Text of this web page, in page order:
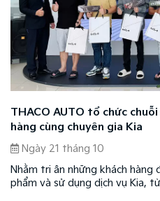
THACO AUTO tổ chức
hàng cùng chuyên gia Kia
Ngày 21 tháng 10
Nhằm tri ân những khách hàng
phẩm và sử dụng dịch vụ Kia,